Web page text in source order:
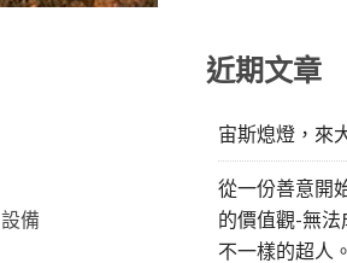
備
近期文章
宙斯熄燈，來
從一份善意開
的價值觀-無
不一樣的超人。